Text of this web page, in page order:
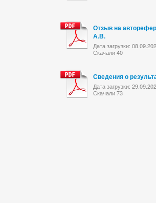
Отзыв на
А.В.
Дата загрузки:
Скачали 40
Сведения о
Дата загрузки:
Скачали 73